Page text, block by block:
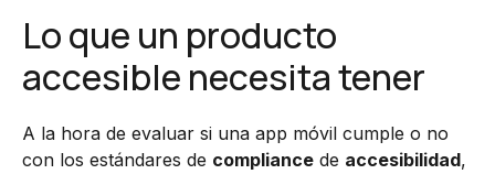
Lo que un producto
accesible necesita tener
A la hora de evaluar si una app móvil cumple o no
con los estándares de compliance de accesibilidad,